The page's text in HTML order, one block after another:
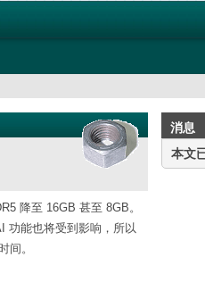
消息
本文
降至 16GB 甚至 8GB。
功能也将受到影响，所以
间。